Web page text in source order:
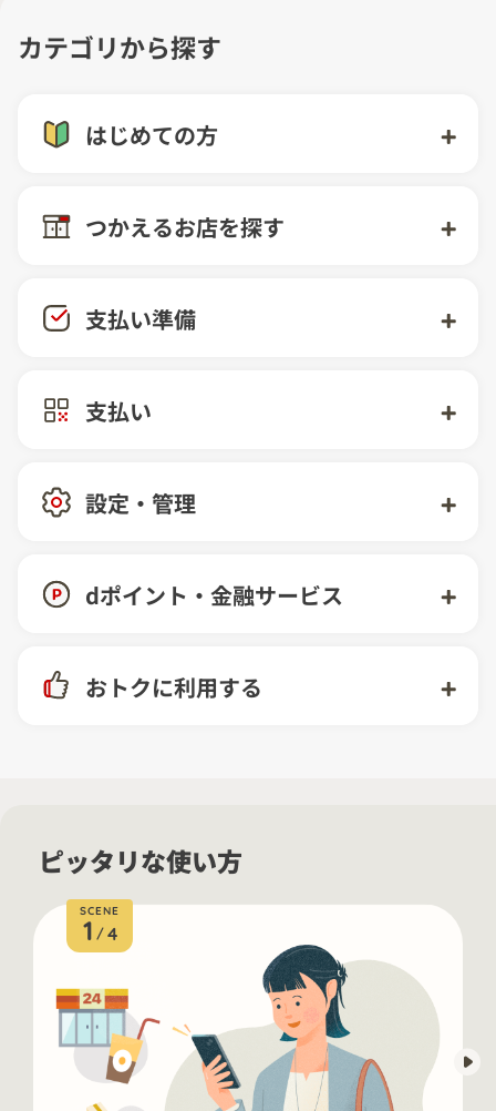
カテゴリから探す
はじめての方
d払いはじめてガイド
つかえるお店を探す
街のお店
支払い準備
支払い方法
電話料金合算払い
dカード/その他クレジットカード
支払い
街のお店でつかう
モバイルオーダー
設定・管理
本人認証サービス（3Dセキュア2.0）
d払いからの通知
Amazonでのご利用設定
ご利用可能な金融機関
銀行口座登録
dポイント・金融サービス
金融サービス
ポイント二重ドリ
d払い ポイントアップ店
自治体マイナポイントをもらう
おトクに利用する
ピッタリな使い方
SCENE
1 / 4